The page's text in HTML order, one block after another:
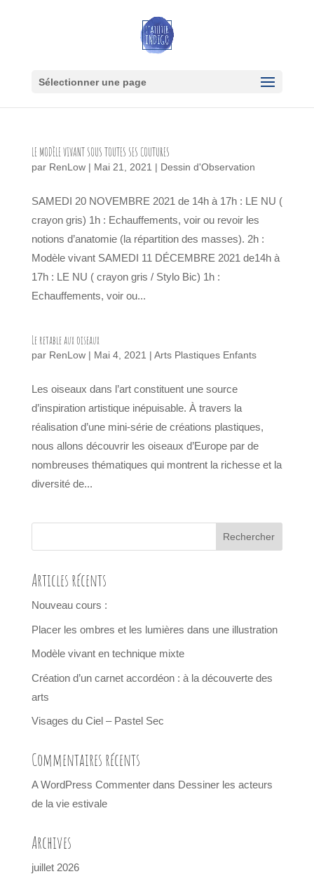
Sélectionner une page
LE MODÈLE VIVANT SOUS TOUTES SES COUTURES
par RenLow| Mai 21, 2021 | Dessin d'Observation
SAMEDI 20 NOVEMBRE 2021 de 14h à 17h : LE NU (
crayon gris) 1h : Echauffements, voir ou revoir les
notions d’anatomie (la répartition des masses). 2h :
Modèle vivant SAMEDI 11 DÉCEMBRE 2021 de14h à
17h : LE NU ( crayon gris / Stylo Bic) 1h :
Echauffements, voir ou...
Le retable aux oiseaux
par RenLow| Mai 4, 2021 | Arts Plastiques Enfants
Les oiseaux dans l’art constituent une source
d’inspiration artistique inépuisable. À travers la
réalisation d’une mini-série de créations plastiques,
nous allons découvrir les oiseaux d’Europe par de
nombreuses thématiques qui montrent la richesse et la
diversité de...
Articles récents
Nouveau cours :
Placer les ombres et les lumières dans une illustration
Modèle vivant en technique mixte
Création d’un carnet accordéon : à la découverte des
arts
Visages du Ciel – Pastel Sec
Commentaires récents
A WordPress Commenterdans Dessiner les acteurs
de la vie estivale
Archives
juillet 2026